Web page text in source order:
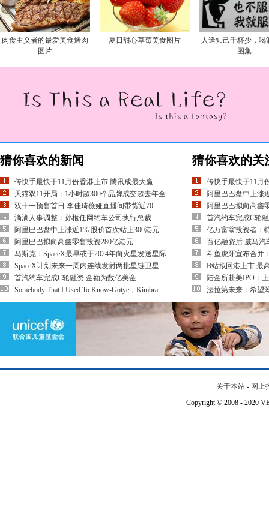
肉食主义者的最爱美食烤肉
图片
夏日甜心草莓美食图片
人逢知己千杯少，喝
图集
猜你喜欢的新闻
传快手最快于11月份香港上市 腾讯成最大赢
天猫双11开局：1小时超300个品牌成交超去年全
双十一预售首日 李佳琦薇娅直播间带货近70
滴滴人事调整：孙枢任网约车公司执行总裁
阿里巴巴盘中上涨近1% 股价首次站上300港元
阿里巴巴拟向高鑫零售投资280亿港元
马斯克：SpaceX最早或于2024年向火星发送星际
SpaceX计划未来一周内连续发射两批星链卫星
首汽约车完成C轮融资 金额为数亿美金
Somebody That I Used To Know-Gotye，Kimbra
猜你喜欢的关
传快手最快于11月
阿里巴巴盘中上涨
阿里巴巴拟向高鑫
首汽约车完成C轮
亿万富翁投资者：
百亿融资后 威马汽
斗鱼虎牙宣布合并
B站拟回港上市 最
陆金所赴美IPO：
法拉第未来：希望
关于本站 - 网上
Copyright © 2008 - 2020